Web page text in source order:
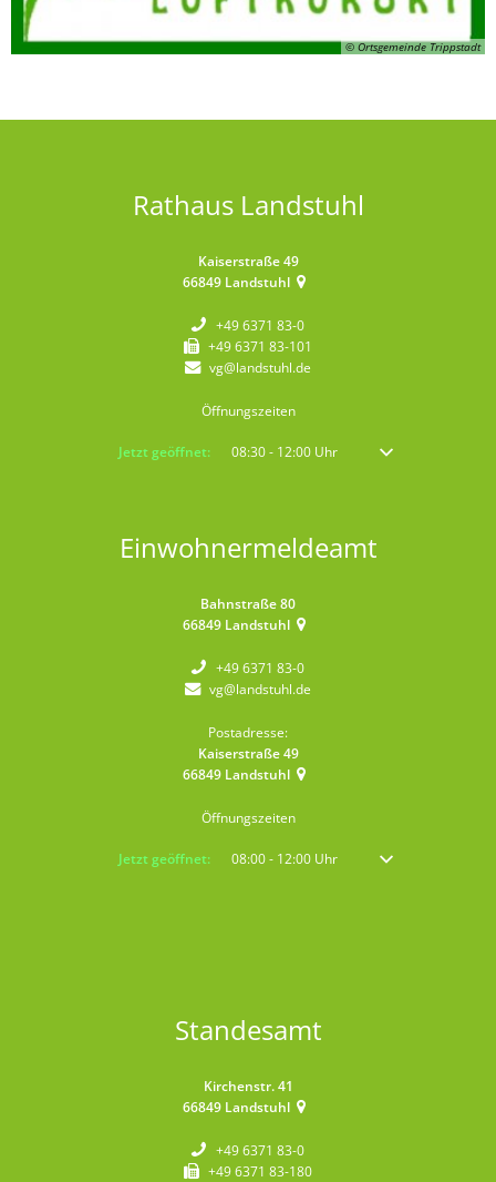
© Ortsgemeinde Trippstadt
Rathaus Landstuhl
Kaiserstraße 49
66849 Landstuhl
+49 6371 83-0
+49 6371 83-101
vg@landstuhl.de
Öffnungszeiten
Klicken, um weitere Öffnungs- oder Schließzeiten auszublenden
Jetzt geöffnet: 08:30- 12:00Uhr Von 08:30 bis 12:00
Einwohnermeldeamt
Bahnstraße 80
66849 Landstuhl
+49 6371 83-0
vg@landstuhl.de
Postadresse:
Kaiserstraße 49
66849 Landstuhl
Öffnungszeiten
Klicken, um weitere Öffnungs- oder Schließzeiten auszublenden
Jetzt geöffnet: 08:00- 12:00Uhr Von 08:00 bis 12:00
Standesamt
Kirchenstr. 41
66849 Landstuhl
+49 6371 83-0
+49 6371 83-180